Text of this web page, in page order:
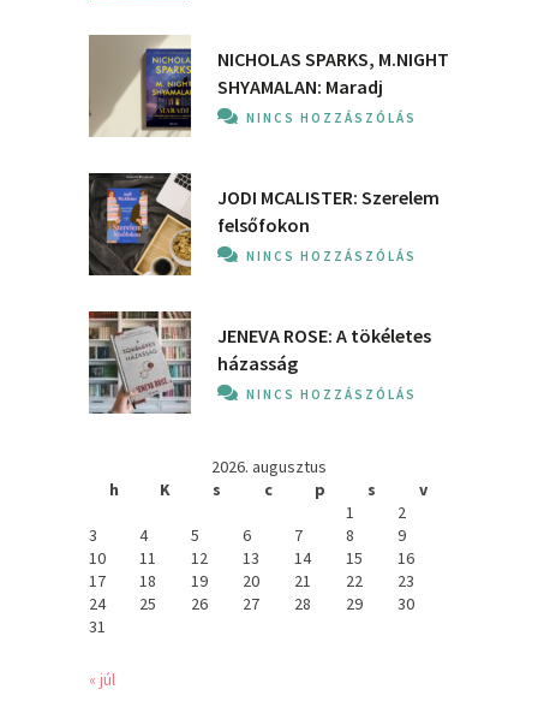
NICHOLAS SPARKS, M.NIGHT
SHYAMALAN: Maradj
NINCS HOZZÁSZÓLÁS
JODI MCALISTER: Szerelem
felsőfokon
NINCS HOZZÁSZÓLÁS
JENEVA ROSE: A ​tökéletes
házasság
NINCS HOZZÁSZÓLÁS
2026. augusztus
h
K s c p s
v
1
2
3
4 5 6 7 8
9
10
11 12 13 14 15
16
17
18 19 20 21 22
23
24
25 26 27 28 29
30
31
« júl